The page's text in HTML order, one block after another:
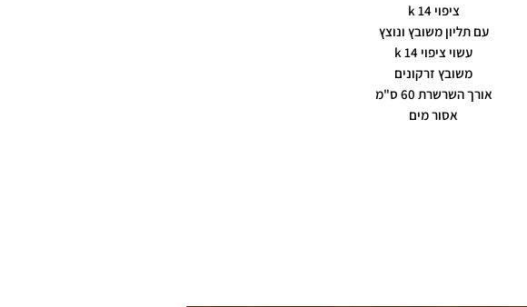
ציפוי 14 k
עם תליון משובץ ונוצץ
עשוי ציפוי 14 k
משובץ זרקונים
אורך השרשרת 60 ס"מ
אסור מים